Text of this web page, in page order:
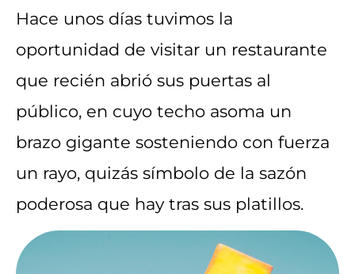
Hace unos días tuvimos la
oportunidad de visitar un restaurante
que recién abrió sus puertas al
público, en cuyo techo asoma un
brazo gigante sosteniendo con fuerza
un rayo, quizás símbolo de la sazón
poderosa que hay tras sus platillos.